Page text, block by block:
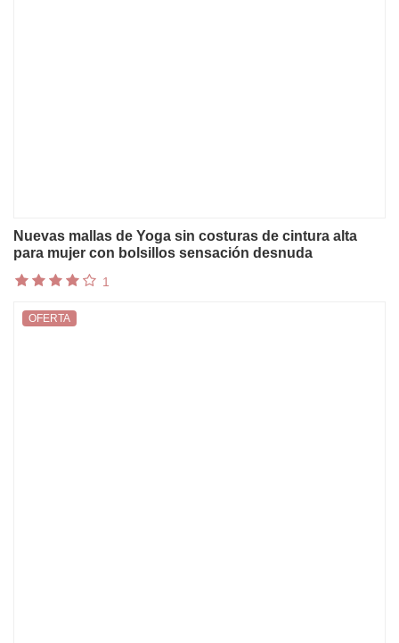
Nuevas mallas de Yoga sin costuras de cintura alta
para mujer con bolsillos sensación desnuda
entrenamiento baile cadera pantalones de mujer
1
OFERTA